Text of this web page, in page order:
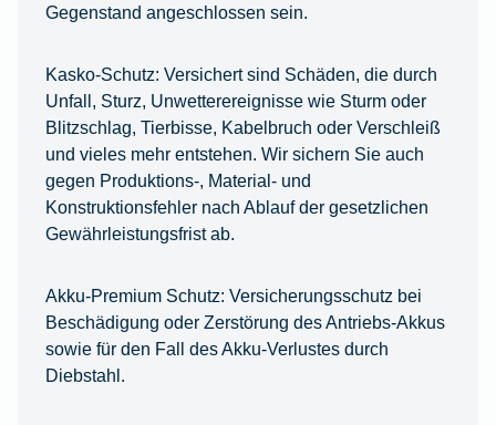
Gegenstand angeschlossen sein.
Kasko-Schutz: Versichert sind Schäden, die durch
Unfall, Sturz, Unwetterereignisse wie Sturm oder
Blitzschlag, Tierbisse, Kabelbruch oder Verschleiß
und vieles mehr entstehen. Wir sichern Sie auch
gegen Produktions-, Material- und
Konstruktionsfehler nach Ablauf der gesetzlichen
Gewährleistungsfrist ab.
Akku-Premium Schutz: Versicherungsschutz bei
Beschädigung oder Zerstörung des Antriebs-Akkus
sowie für den Fall des Akku-Verlustes durch
Diebstahl.